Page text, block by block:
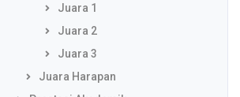
Juara 1
Juara 2
Juara 3
Juara Harapan